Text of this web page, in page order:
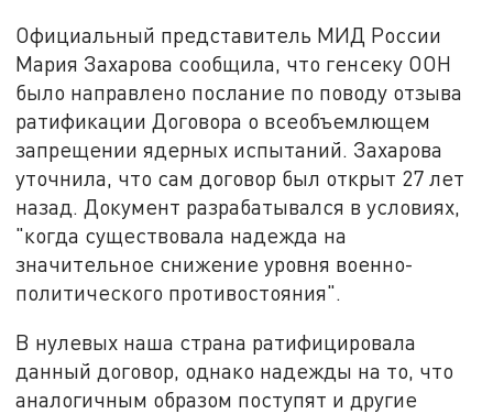
Официальный представитель МИД России
Мария Захарова сообщила, что генсеку ООН
было направлено послание по поводу отзыва
ратификации Договора о всеобъемлющем
запрещении ядерных испытаний. Захарова
уточнила, что сам договор был открыт 27 лет
назад. Документ разрабатывался в условиях,
"когда существовала надежда на
значительное снижение уровня военно-
политического противостояния".
В нулевых наша страна ратифицировала
данный договор, однако надежды на то, что
аналогичным образом поступят и другие